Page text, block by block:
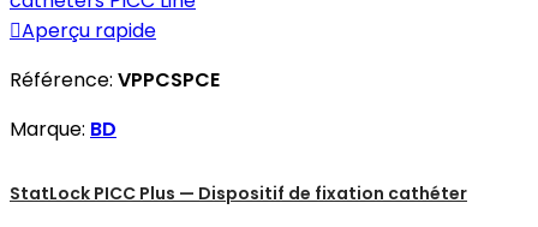
Aperçu rapide
Référence: VPPCSPCE
Marque: BD
StatLock PICC Plus — Dispositif de fixation cathéter